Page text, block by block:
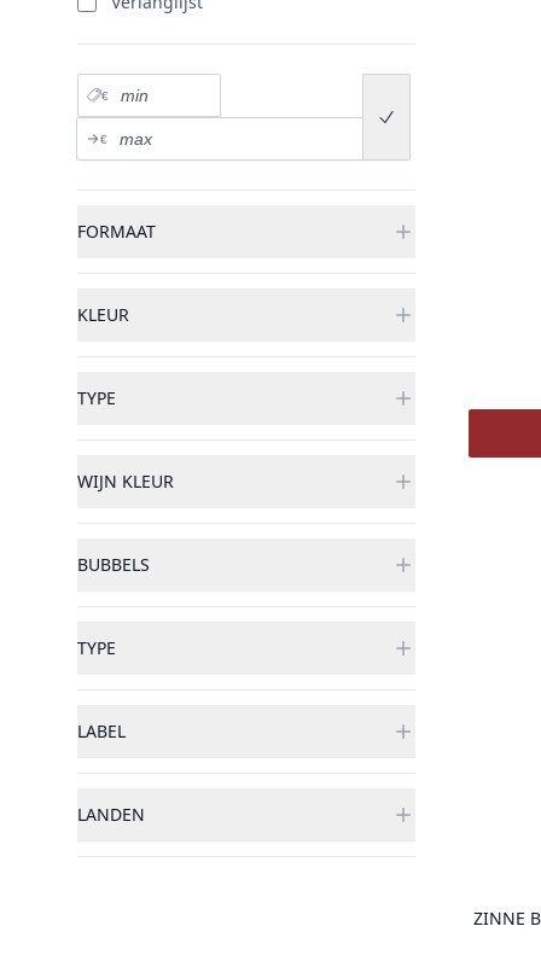
Prix minimum
€
Prix maximum
€
Submit price range
FORMAAT
KLEUR
TYPE
WIJN KLEUR
BUBBELS
TYPE
LABEL
LANDEN
ZINNE